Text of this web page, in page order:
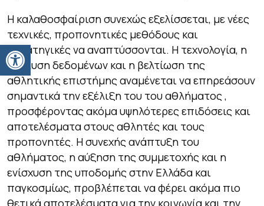
Ανοίξτε τη γραμμή εργαλείων
Η καλαθοσφαίριση συνεχώς εξελίσσεται, με νέες
τεχνικές, προπονητικές μεθόδους και
στρατηγικές να αναπτύσσονται. Η τεχνολογία, η
ανάλυση δεδομένων και η βελτίωση της
αθλητικής επιστήμης αναμένεται να επηρεάσουν
σημαντικά την εξέλιξη του του αθλήματος ,
προσφέροντας ακόμα υψηλότερες επιδόσεις και
αποτελέσματα στους αθλητές και τους
προπονητές. Η συνεχής ανάπτυξη του
αθλήματος, η αύξηση της συμμετοχής και η
ενίσχυση της υποδομής στην Ελλάδα και
παγκοσμίως, προβλέπεται να φέρει ακόμα πιο